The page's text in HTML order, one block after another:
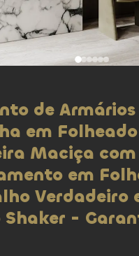
de
em
Maciça com
em
Verdadeiro
Shaker -